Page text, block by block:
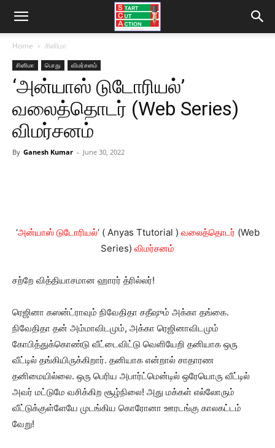
Home சினிமா
சினிமா பொது விமர்சனம்
‘அன்யாஸ் டுடோரியல்’
வலைத்தொடர் (Web Series)
விமர்சனம்
By Ganesh Kumar - June 30, 2022
‘அன்யாஸ் டுடோரியல்‘ ( Anyas Ttutorial ) வலைத்தொடர் (Web
Series) விமர்சனம்
சற்றே வித்தியாசமான ஹாரர் த்ரில்லர்!
ரெஜினா கஸன்ட்ராவும் நிவேதிதா சதீஷும் அக்கா தங்கை.
நிவேதிதா தன் அம்மாவிடமும், அக்கா ரெஜினாவிடமும்
கோபித்துக்கொண்டு வீட்டைவிட்டு வெளியேறி தனியாக ஒரு
வீட்டில் தங்கியிருக்கிறார். தனியாக என்றால் சாதாரண
தனிமையில்லை. ஒரு பெரிய அபார்ட்மென்டில் ஒரேயொரு வீட்டில்
அவர் மட்டுமே வசிக்கிற சூழ்நிலை! அது மக்கள் எல்லோரும்
வீட்டுக்குள்ளேயே முடங்கிய கொரோனா ஊரடங்கு காலகட்டம்
வேறு!